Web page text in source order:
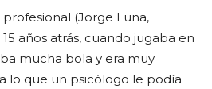
(Jorge Luna,
años atrás, cuando jugaba en
mucha bola y era muy
lo que un psicólogo le podía